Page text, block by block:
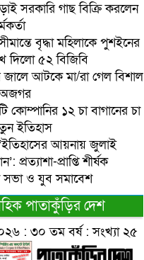
সরকারি গাছ বিক্রি করলেন
বৃদ্ধা মহিলাকে পুশইনের
দিলো ৫২ বিজিবি
জালে আটকে মা/রা গেল বিশাল
কোম্পানির ১২ চা বাগানের চা
ইতিহাস
‘ইতিহাসের আয়নায় জুলাই
প্রত্যাশা-প্রাপ্তি শীর্ষক
ও যুব সমাবেশ
পাতাকুঁড়ির দেশ
: ৩০ তম বর্ষ : সংখ্যা ২৫